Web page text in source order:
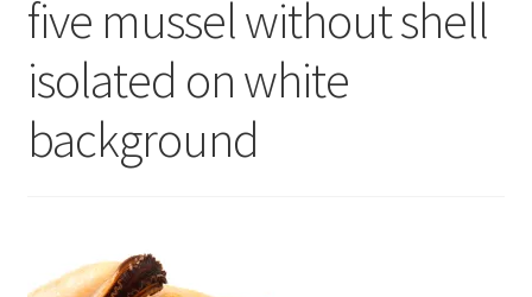
Carnes y Embutidos
Carrito
five mussel without shell
isolated on white
background